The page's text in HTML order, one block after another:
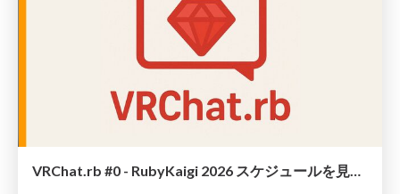
VRChat.rb #0 - RubyKaigi 2026 スケジュールを見る会